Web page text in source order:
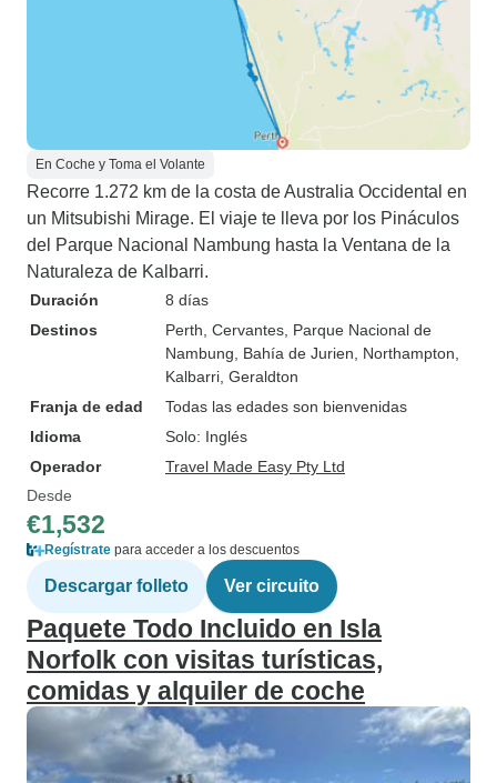
En Coche y Toma el Volante
Recorre 1.272 km de la costa de Australia Occidental en
un Mitsubishi Mirage. El viaje te lleva por los Pináculos
del Parque Nacional Nambung hasta la Ventana de la
Naturaleza de Kalbarri.
Duración
8 días
Destinos
Perth , Cervantes , Parque Nacional de
Nambung , Bahía de Jurien , Northampton
Kalbarri , Geraldton
Franja de edad
Todas las edades son bienvenidas
Idioma
Solo: Inglés
Operador
Travel Made Easy Pty Ltd
Desde
€1,532
Regístrate para acceder a los descuentos
Descargar folleto Ver circuito
Paquete Todo Incluido en Isla
Norfolk con visitas turísticas,
comidas y alquiler de coche